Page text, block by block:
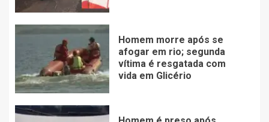
Homem morre após se
afogar em rio; segunda
vítima é resgatada com
vida em Glicério